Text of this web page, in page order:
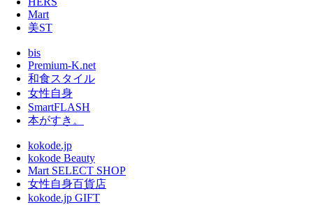
Mart
美ST
bis
Premium-K.net
和食スタイル
女性自身
SmartFLASH
本がすき。
kokode.jp
kokode Beauty
Mart SELECT SHOP
女性自身百貨店
kokode.jp GIFT